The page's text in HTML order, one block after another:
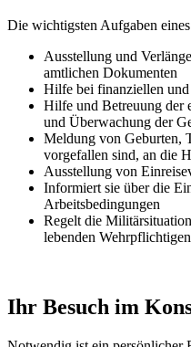
Die wichtigsten Aufgaben
Ausstellung und
amtlichen Dokumenten
Hilfe bei finanziellen
Hilfe und Betreuung der
und Überwachung der
Meldung von Geburten,
vorgefallen sind, an die
Ausstellung von
Informiert sie über die
Arbeitsbedingungen
Regelt die
lebenden Wehrpflichtigen
Ihr Besuch im